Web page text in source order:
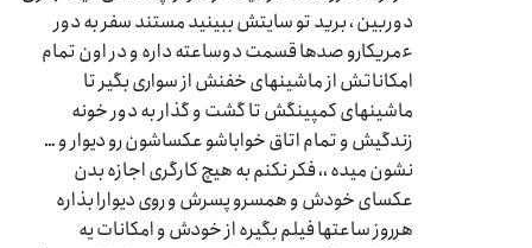
دوربین ، برید تو سایتش ببینید مستند سفر به دور
ءمریکارو صدها قسمت دوساعته داره و در اون تمام
امکاناتش از ماشینهای خفنش از سواری بگیر تا
ماشینهای کمپینگش تا گشت و گذار به دور خونه
زندگیش و تمام اتاق خواباشو عکساشون رو دیوار و …
نشون میده ،، فکر نکنم به هیچ کارگری اجازه بدن
عکسای خودش و همسرو پسرش و روی دیوارا بذاره
هرروز ساعتها فیلم بگیره از خودش و امکانات یه